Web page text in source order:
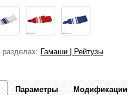
разделах: Гамаши | Рейтузы
Параметры Модификации